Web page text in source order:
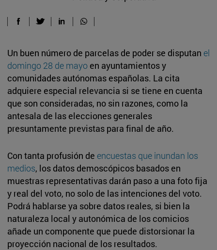
Un buen número de parcelas de poder se disputan el
domingo 28 de mayo en ayuntamientos y
comunidades autónomas españolas. La cita
adquiere especial relevancia si se tiene en cuenta
que son consideradas, no sin razones, como la
antesala de las elecciones generales
presuntamente previstas para final de año.
Con tanta profusión de encuestas que inundan los
medios, los datos demoscópicos basados en
muestras representativas darán paso a una foto fija
y real del voto, no solo de las intenciones del voto.
Podrá hablarse ya sobre datos reales, si bien la
naturaleza local y autonómica de los comicios
añade un componente que puede distorsionar la
proyección nacional de los resultados.